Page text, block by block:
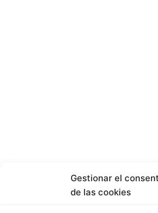
Gestionar el
de las cookies